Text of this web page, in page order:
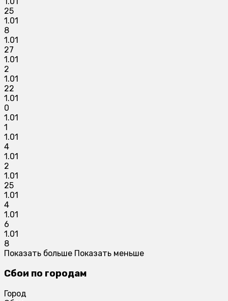
25
1.01
8
1.01
27
1.01
2
1.01
22
1.01
0
1.01
1
1.01
4
1.01
2
1.01
25
1.01
4
1.01
6
1.01
8
Показать больше Показать меньше
Сбои по городам
Город